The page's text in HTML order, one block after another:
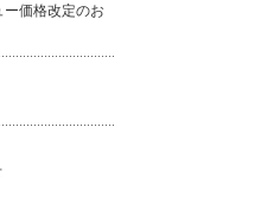
ー価格改定のお